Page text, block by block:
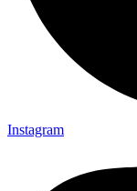
Instagram